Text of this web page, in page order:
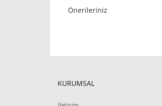
Önerileriniz
KURUMSAL